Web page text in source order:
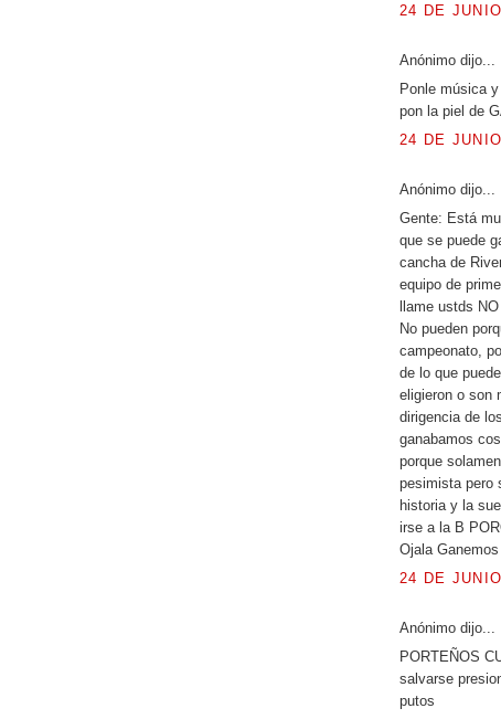
24 DE
Anónimo dijo...
Ponle música
pon la piel de
24 DE
Anónimo dijo...
Gente: Está
que se puede
cancha de
equipo de
llame ustds
No pueden
campeonato,
de lo que
eligieron o son
dirigencia de
ganabamos
porque
pesimista pero
historia y la
irse a la B
Ojala
24 DE
Anónimo dijo...
PORTEÑOS
salvarse
putos